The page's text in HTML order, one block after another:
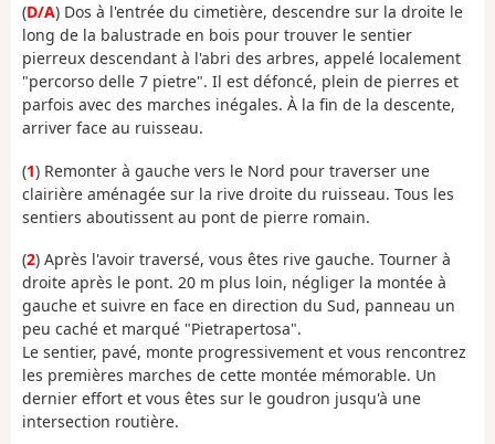
(D/A) Dos à l'entrée du cimetière, descendre sur la droite le
long de la balustrade en bois pour trouver le sentier
pierreux descendant à l'abri des arbres, appelé localement
"percorso delle 7 pietre". Il est défoncé, plein de pierres et
parfois avec des marches inégales. À la fin de la descente,
arriver face au ruisseau.
(1) Remonter à gauche vers le Nord pour traverser une
clairière aménagée sur la rive droite du ruisseau. Tous les
sentiers aboutissent au pont de pierre romain.
(2) Après l'avoir traversé, vous êtes rive gauche. Tourner à
droite après le pont. 20 m plus loin, négliger la montée à
gauche et suivre en face en direction du Sud, panneau un
peu caché et marqué "Pietrapertosa".
Le sentier, pavé, monte progressivement et vous rencontrez
les premières marches de cette montée mémorable. Un
dernier effort et vous êtes sur le goudron jusqu'à une
intersection routière.